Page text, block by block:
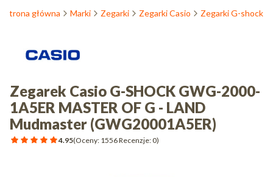
Strona główna Marki Zegarki Zegarki Casio Zegarki G-shock
Zegarek Casio G-SHOCK GWG-2000-
1A5ER MASTER OF G - LAND
Mudmaster (GWG20001A5ER)
4.95(Oceny: 1556 Recenzje: 0)